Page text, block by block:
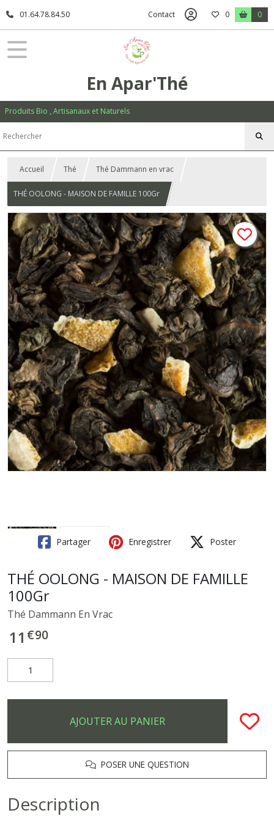
01.64.78.84.50 Contact 0 0
En Apar'Thé
Produits Bio , Artisanaux et Naturels
Accueil Thé Thé Dammann en vrac
THÉ OOLONG - MAISON DE FAMILLE 100Gr
Partager Enregistrer Poster
THÉ OOLONG - MAISON DE FAMILLE
100Gr
Thé Dammann En Vrac
11 €90
AJOUTER AU PANIER
POSER UNE QUESTION
Description